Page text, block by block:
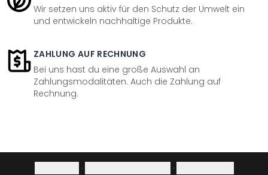
Wir setzen uns aktiv für den Schutz der Umwelt ein
und entwickeln nachhaltige Produkte.
ZAHLUNG AUF RECHNUNG
Bei uns hast du eine große Auswahl an
Zahlungsmodalitäten. Auch die Zahlung auf
Rechnung.
· ·